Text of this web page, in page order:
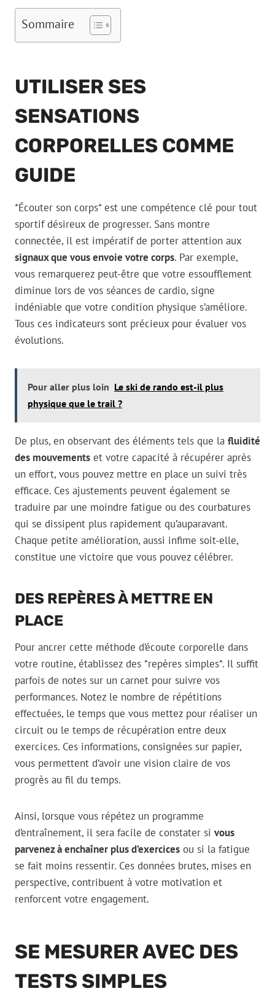
Sommaire
UTILISER SES
SENSATIONS
CORPORELLES COMME
GUIDE
*Écouter son corps* est une compétence clé pour tout
sportif désireux de progresser. Sans montre
connectée, il est impératif de porter attention aux
signaux que vous envoie votre corps. Par exemple,
vous remarquerez peut-être que votre essoufflement
diminue lors de vos séances de cardio, signe
indéniable que votre condition physique s’améliore.
Tous ces indicateurs sont précieux pour évaluer vos
évolutions.
Pour aller plus loin Le ski de rando est-il plus
physique que le trail ?
De plus, en observant des éléments tels que la fluidité
des mouvements et votre capacité à récupérer après
un effort, vous pouvez mettre en place un suivi très
efficace. Ces ajustements peuvent également se
traduire par une moindre fatigue ou des courbatures
qui se dissipent plus rapidement qu’auparavant.
Chaque petite amélioration, aussi infime soit-elle,
constitue une victoire que vous pouvez célébrer.
DES REPÈRES À METTRE EN
PLACE
Pour ancrer cette méthode d’écoute corporelle dans
votre routine, établissez des *repères simples*. Il suffit
parfois de notes sur un carnet pour suivre vos
performances. Notez le nombre de répétitions
effectuées, le temps que vous mettez pour réaliser un
circuit ou le temps de récupération entre deux
exercices. Ces informations, consignées sur papier,
vous permettent d’avoir une vision claire de vos
progrès au fil du temps.
Ainsi, lorsque vous répétez un programme
d’entraînement, il sera facile de constater si vous
parvenez à enchaîner plus d’exercices ou si la fatigue
se fait moins ressentir. Ces données brutes, mises en
perspective, contribuent à votre motivation et
renforcent votre engagement.
SE MESURER AVEC DES
TESTS SIMPLES